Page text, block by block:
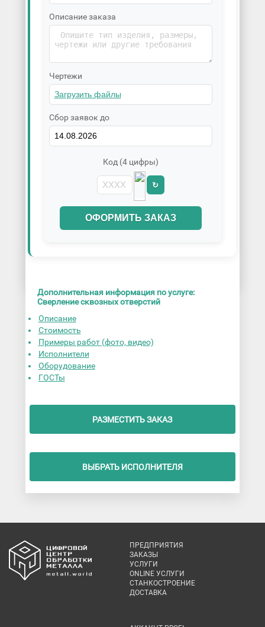
Описание заказа
Чертежи
Сбор заявок до
Код (4 цифры)
↻
ОФОРМИТЬ ЗАКАЗ
Дополнительная информация по услуге:
Сверление сквозных отверстий
Описание
Стоимость
Примеры работ (фото, видео)
Исполнители
Оборудование
ГОСТы
РАЗМЕСТИТЬ ЗАКАЗ
ВЫБРАТЬ ИСПОЛНИТЕЛЯ
ПРЕДПРИЯТИЯ
ЗАКАЗЫ
УСЛУГИ
ONLINE УСЛУГИ
СТАНКОСТРОЕНИЕ
ДОСТАВКА